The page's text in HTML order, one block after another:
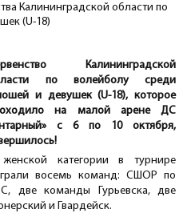
Калининградской области по
(U-18)
Калининградской
по волейболу среди
и девушек (U-18), которое
на малой арене ДС
с 6 по 10 октября,
категории в турнире
восемь команд: СШОР по
две команды Гурьевска, две
и Гвардейск.